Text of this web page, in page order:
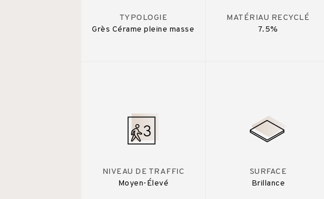
TYPOLOGIE
Grès Cérame pleine masse
MATÉRIAU RECYCLÉ
7.5%
NIVEAU DE TRAFFIC
Moyen-Élevé
SURFACE
Brillance